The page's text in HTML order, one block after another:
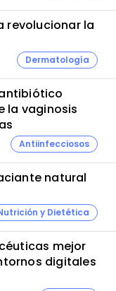
revolucionar la
Dermatología
antibiótico
la vaginosis
Antiinfecciosos
natural
y Dietética
mejor
digitales